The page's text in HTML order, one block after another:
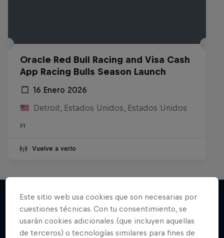
Oracle Red Bull Racing and Visa Cash
App Racing Bulls Season Launch
16 Enero 2026
Detroit, Estados Unidos, Estados Unidos
F1
Vuelve a verlo
Más contenidos similares
Este sitio web usa cookies que son necesarias por
cuestiones técnicas. Con tu consentimiento, se
usarán cookies adicionales (que incluyen aquellas
de terceros) o tecnologías similares para fines de